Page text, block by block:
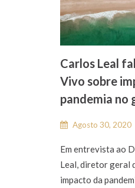
Carlos Leal
Vivo sobre
pandemia no
Agosto 30, 2020
Em entrevista ao
Leal, diretor geral
impacto da